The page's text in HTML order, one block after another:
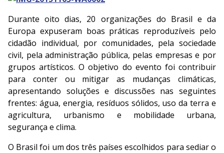
Durante oito dias, 20 organizações do Brasil e da
Europa expuseram boas práticas reproduzíveis pelo
cidadão individual, por comunidades, pela sociedade
civil, pela administração pública, pelas empresas e por
grupos artísticos. O objetivo do evento foi contribuir
para conter ou mitigar as mudanças climáticas,
apresentando soluções e discussões nas seguintes
frentes: água, energia, resíduos sólidos, uso da terra e
agricultura, urbanismo e mobilidade urbana,
segurança e clima.
O Brasil foi um dos três países escolhidos para sediar o